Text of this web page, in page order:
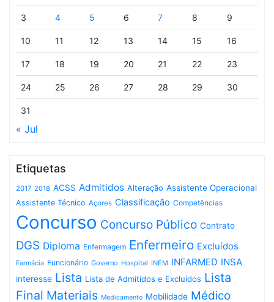
3 4 5 6 7 8 9
10 11 12 13 14 15 16
17 18 19 20 21 22 23
24 25 26 27 28 29 30
31
« Jul
Etiquetas
2017 2018 ACSS Admitidos Alteração Assistente Operacional
Assistente Técnico Açores Classificação Competências
Concurso Concurso Público Contrato
DGS Diploma Enfermagem Enfermeiro Excluídos
Farmácia Funcionário Governo Hospital INEM INFARMED INSA
interesse Lista Lista de Admitidos e Excluídos Lista
Final Materiais Medicamento Mobilidade Médico